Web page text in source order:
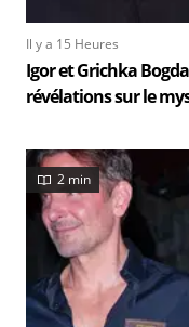
Il y a 15 Heures
Igor et Grichka
révélations sur le
2 min